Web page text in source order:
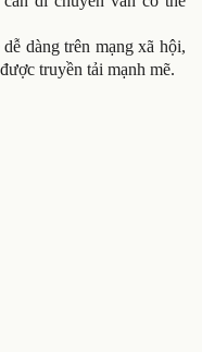
dễ dàng trên mạng xã hội,
truyền tải mạnh mẽ.